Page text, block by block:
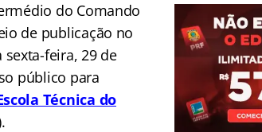
do Comando
de publicação no
feira, 29 de
público para
Técnica do